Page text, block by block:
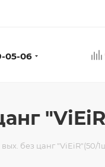
05-06
без цанг "ViEiR"(50/